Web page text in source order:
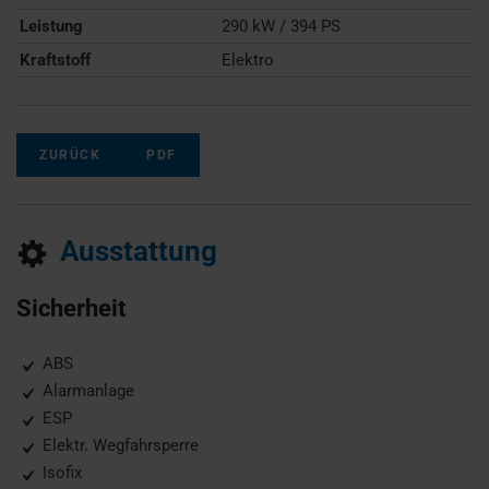
Leistung
290 kW / 394 PS
Kraftstoff
Elektro
ZURÜCK PDF
Ausstattung
Sicherheit
ABS
Alarmanlage
ESP
Elektr. Wegfahrsperre
Isofix